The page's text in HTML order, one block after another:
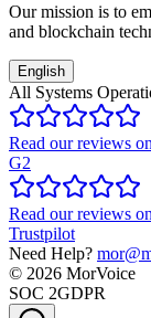
Our mission is to
and blockchain
English
All Systems
Read our reviews on
G2
Read our reviews on
Trustpilot
Need Help?
© 2026 MorVoice
SOC 2GDPR